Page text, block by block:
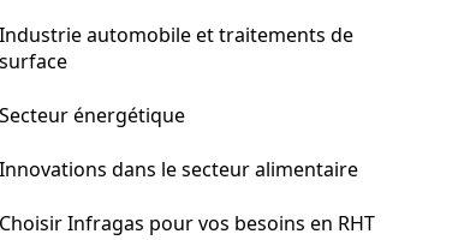
Industrie automobile et traitements de
surface
Secteur énergétique
Innovations dans le secteur alimentaire
Choisir Infragas pour vos besoins en RHT